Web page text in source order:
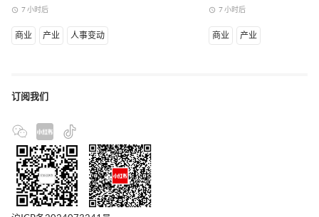
access_time 7 小时后
商业 产业 人事变动
access_time 7 小时后
商业 产业
订阅我们